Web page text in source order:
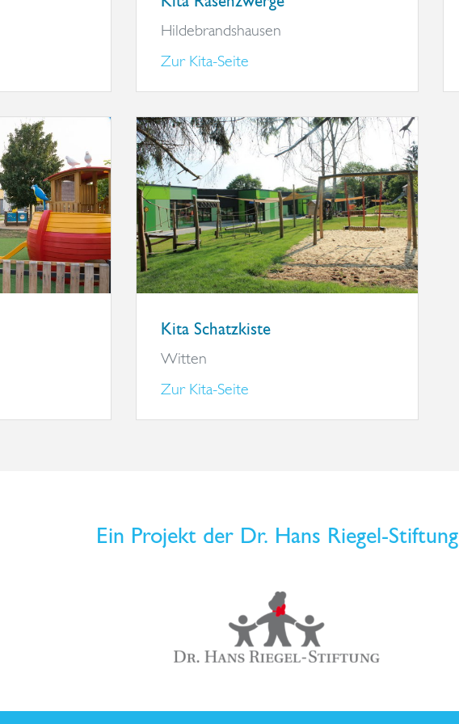
Hildebrandshausen
Zur Kita-Seite
Kita Schatzkiste
Witten
Zur Kita-Seite
Ein Projekt der Dr. Hans Riegel-Stiftung